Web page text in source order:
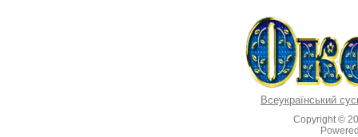
Всеукраїнський
Copyright ©